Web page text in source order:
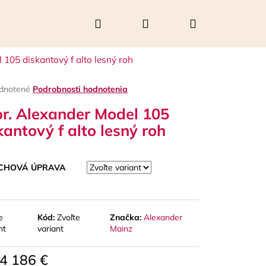
Hľadať PrihlásenieNákupný
105 diskantový f alto lesný roh
Podrobnosti hodnotenia
Alexander Model 105
f alto lesný roh
ÚPRAVA
Kód: Zvoľte
variant
Značka:Alexander
Mainz
4 186 €